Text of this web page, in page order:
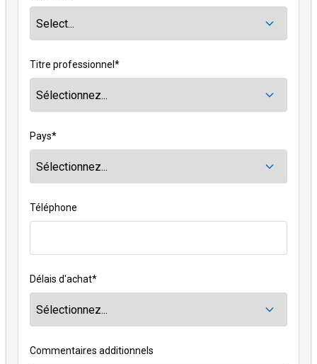
*
Titre professionnel
*
Pays
Téléphone
*
Délais d'achat
Commentaires additionnels